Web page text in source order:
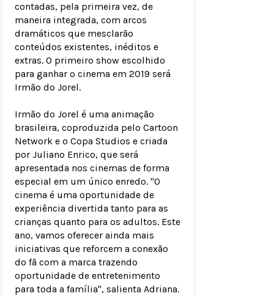
contadas, pela primeira vez, de
maneira integrada, com arcos
dramáticos que mesclarão
conteúdos existentes, inéditos e
extras. O primeiro show escolhido
para ganhar o cinema em 2019 será
Irmão do Jorel.
Irmão do Jorel é uma animação
brasileira, coproduzida pelo Cartoon
Network e o Copa Studios e criada
por Juliano Enrico, que será
apresentada nos cinemas de forma
especial em um único enredo. "O
cinema é uma oportunidade de
experiência divertida tanto para as
crianças quanto para os adultos. Este
ano, vamos oferecer ainda mais
iniciativas que reforcem a conexão
do fã com a marca trazendo
oportunidade de entretenimento
para toda a família", salienta Adriana.